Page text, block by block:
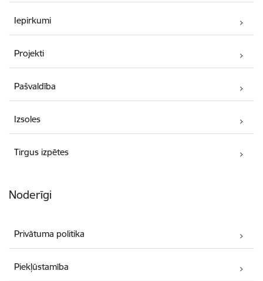
Iepirkumi
Projekti
Pašvaldība
Izsoles
Tirgus izpētes
Noderīgi
Privātuma politika
Piekļūstamība